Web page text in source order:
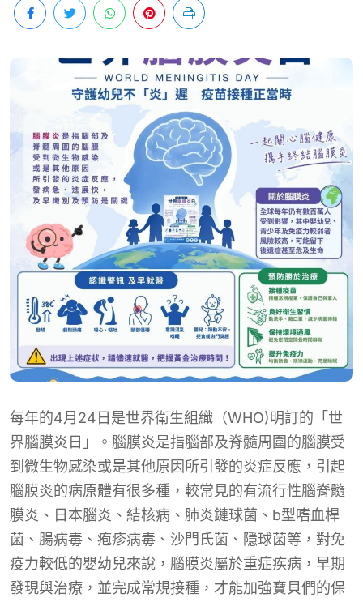
每年的4月24日是世界衛生組織（WHO)明訂的「世
界腦膜炎日」。腦膜炎是指腦部及脊髓周圍的腦膜受
到微生物感染或是其他原因所引發的炎症反應，引起
腦膜炎的病原體有很多種，較常見的有流行性腦脊髓
膜炎、日本腦炎、結核病、肺炎鏈球菌、b型嗜血桿
菌、腸病毒、疱疹病毒、沙門氏菌、隱球菌等，對免
疫力較低的嬰幼兒來說，腦膜炎屬於重症疾病，早期
發現與治療，並完成常規接種，才能加強寶貝們的保